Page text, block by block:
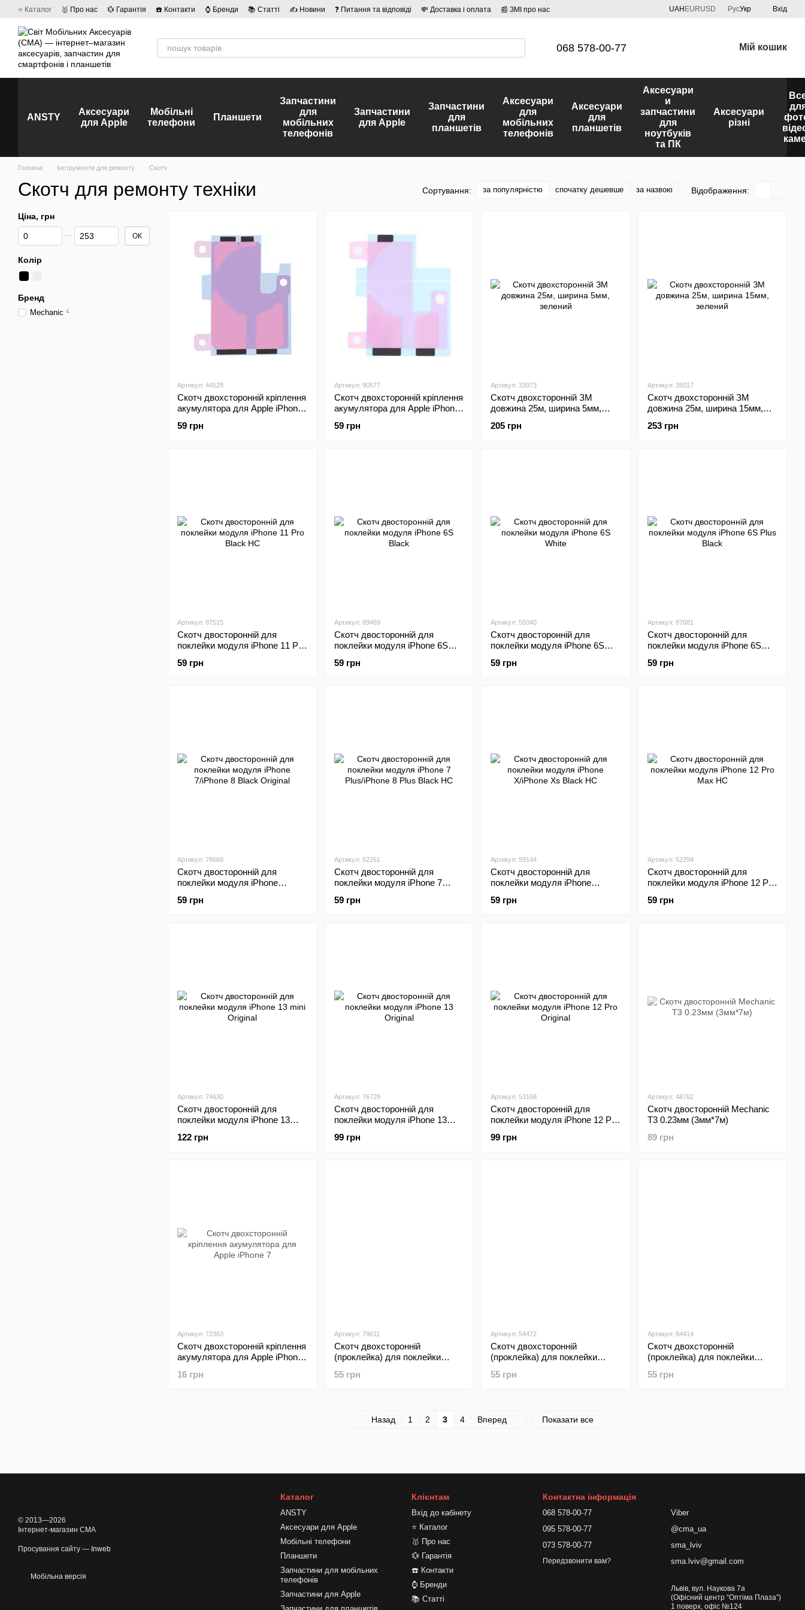
Перейти до основного контенту
⭐ Каталог 🥇 Про нас 💱 Гарантія ☎️ Контакти ⌚ Бренди 📚 Статті ✍ Новини ❓ Питання та відповіді 💸 Доставка і оплата
📰 ЗМІ про нас
UAH EURUSD РусУкр Вхід
068 578-00-77 Мій кошик
ANSTY
Аксесуари
для Apple
Мобільні
телефони
Планшети
Запчастини
для
мобільних
телефонів
Запчастини
для Apple
Запчастини
для
планшетів
Аксесуари
для
мобільних
телефонів
Аксесуари
для
планшетів
Аксесуари
и
запчастини
для
ноутбуків
та ПК
Аксесуари
різні
Головна Інструменти для ремонту Скотч
Скотч для ремонту техніки Сортування: за популярністю спочатку дешевше за назвою Відображення:
Артикул: 44529
Скотч двохсторонній кріплення
акумулятора для Apple iPhone
59 грн
Артикул: 90577
Скотч двохсторонній кріплення
акумулятора для Apple iPhone
59 грн
Артикул: 33973
Скотч двохсторонній ЗМ
довжина 25м, ширина 5мм,
205 грн
Артикул: 35017
Скотч двохсторонній ЗМ
довжина 25м, ширина 15мм,
253 грн
Артикул: 87515
Скотч двосторонній для
поклейки модуля iPhone 11 Pro
59 грн
Артикул: 89469
Скотч двосторонній для
поклейки модуля iPhone 6S
59 грн
Артикул: 55040
Скотч двосторонній для
поклейки модуля iPhone 6S
59 грн
Артикул: 87681
Скотч двосторонній для
поклейки модуля iPhone 6S
59 грн
Артикул: 78668
Скотч двосторонній для
поклейки модуля iPhone
59 грн
Артикул: 52261
Скотч двосторонній для
поклейки модуля iPhone 7
59 грн
Артикул: 99144
Скотч двосторонній для
поклейки модуля iPhone
59 грн
Артикул: 52294
Скотч двосторонній для
поклейки модуля iPhone 12 Pro
59 грн
Артикул: 74630
Скотч двосторонній для
поклейки модуля iPhone 13
122 грн
Артикул: 76729
Скотч двосторонній для
поклейки модуля iPhone 13
99 грн
Артикул: 53168
Скотч двосторонній для
поклейки модуля iPhone 12 Pro
99 грн
Артикул: 48762
Скотч двосторонній Mechanic
T3 0.23мм (3мм*7м)
89 грн
Артикул: 72363
Скотч двохсторонній кріплення
акумулятора для Apple iPhone
16 грн
Артикул: 79611
Скотч двохсторонній
(проклейка) для поклейки
55 грн
Артикул: 54472
Скотч двохсторонній
(проклейка) для поклейки
Plus
55 грн
Артикул: 84414
Скотч двохсторонній
(проклейка) для поклейки
55 грн
Назад 1 2 3 4 Вперед Показати все
Ціна, грн
Від Ціна, грн
До Ціна, грн ОК
Колір
Бренд
Mechanic 4
© 2013—2026
Інтернет-магазин CMA
Просування сайту — Inweb
Мобільна версія
Каталог
ANSTY
Аксесуари для Apple
Мобільні телефони
Планшети
Запчастини для мобільних
телефонів
Запчастини для Apple
Клієнтам
Вхід до кабінету
⭐ Каталог
🥇 Про нас
💱 Гарантія
☎️ Контакти
⌚ Бренди
📚 Статті
Контактна інформація
068 578-00-77
095 578-00-77
073 578-00-77
Передзвонити вам?
Viber
@cma_ua
sma_lviv
sma.lviv@gmail.com
Львів, вул. Наукова 7а
(Офісний центр “Оптіма Плаза”)
1 поверх, офіс №124